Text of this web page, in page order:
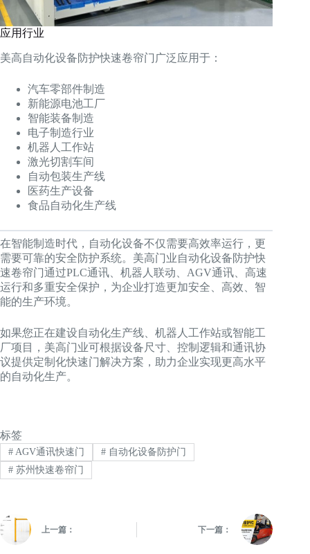
应用行业
美高自动化设备防护快速卷帘门广泛应用于：
汽车零部件制造
新能源电池工厂
智能装备制造
电子制造行业
机器人工作站
激光切割车间
自动包装生产线
医药生产设备
食品自动化生产线
在智能制造时代，自动化设备不仅需要高效率运行，更
需要可靠的安全防护系统。美高门业自动化设备防护快
速卷帘门通过PLC通讯、机器人联动、AGV通讯、高速
运行和多重安全保护，为企业打造更加安全、高效、智
能的生产环境。
如果您正在建设自动化生产线、机器人工作站或智能工
厂项目，美高门业可根据设备尺寸、控制逻辑和通讯协
议提供定制化快速门解决方案，助力企业实现更高水平
的自动化生产。
标签
#AGV通讯快速门 #自动化设备防护门
#苏州快速卷帘门
上一篇： 下一篇：